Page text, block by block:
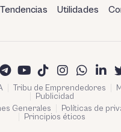
Tendencias Utilidades
Tribu de Emprendedores
Publicidad
Generales
Políticas de
Principios éticos